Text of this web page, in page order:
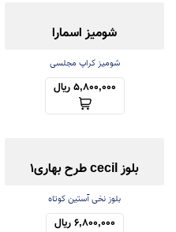
شومیز اسمارا
شومیز کراپ مجلسی
5,800,000 ریال
بلوز cecil طرح بهاری1
بلوز نخی آستین کوتاه
6,800,000 ریال